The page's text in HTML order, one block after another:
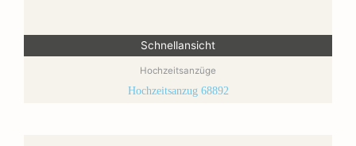
Schnellansicht
Hochzeitsanzüge
Hochzeitsanzug 68892